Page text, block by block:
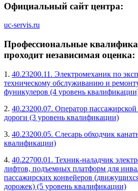
Официальный сайт центра:
uc-servis.ru
Профессиональные
проходит независимая оценка:
1. 40.23200.11. Электромеханик по
техническому обслуживанию и
фуникулеров (4 уровень
2. 40.23200.07. Оператор
дороги (3 уровень квалификации)
3. 40.23200.05. Слесарь обходчик
квалификации)
4. 40.22700.01. Техник-наладчик
лифтов, подъемных платформ для
пассажирских конвейеров
дорожек) (5 уровень квалификации)